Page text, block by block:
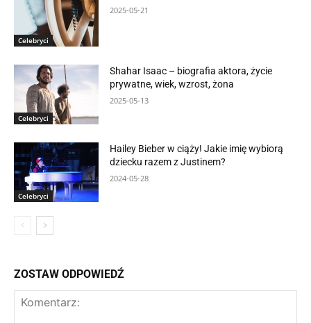
Celebryci
2025-05-21
Celebryci
Shahar Isaac – biografia aktora, życie
prywatne, wiek, wzrost, żona
2025-05-13
Celebryci
Hailey Bieber w ciąży! Jakie imię wybiorą
dziecku razem z Justinem?
2024-05-28
ZOSTAW ODPOWIEDŹ